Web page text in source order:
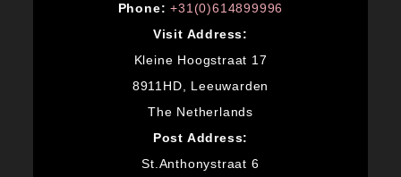
Phone: +31(0)614899996
Visit Address:
Kleine Hoogstraat 17
8911HD, Leeuwarden
The Netherlands
Post Address:
St.Anthonystraat 6